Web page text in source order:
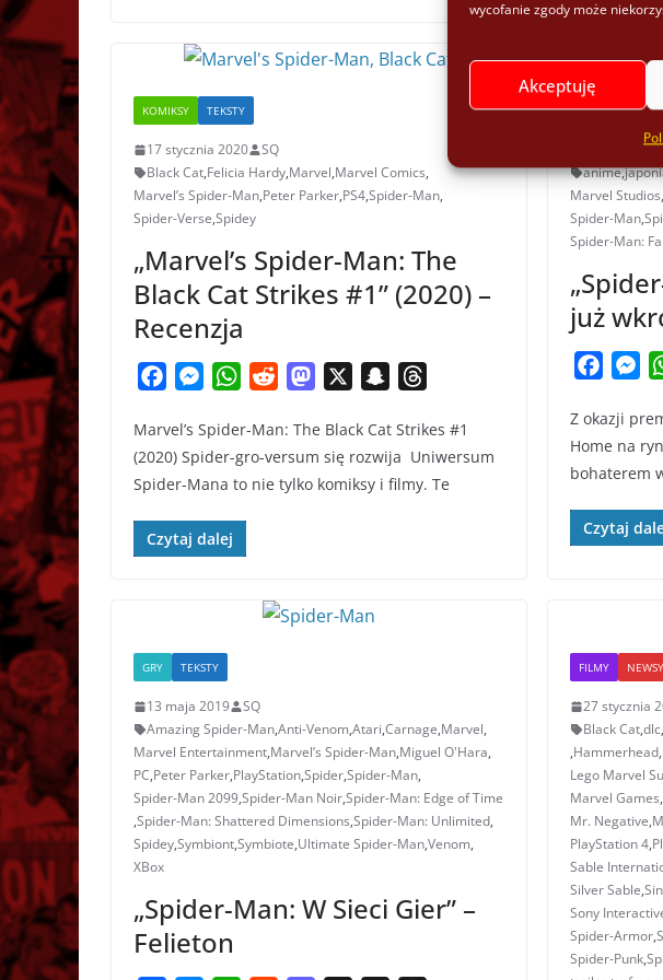
wycofanie zgody może
Akceptuję
r
KOMIKSY TEKSTY
17 stycznia 2020
SQ
Black Cat,Felicia Hardy,Marvel,Marvel Comics,
Marvel’s Spider-Man,Peter Parker,PS4,Spider-Man,
Spider-Verse,Spidey
„Marvel’s Spider-Man: The
Black Cat Strikes #1” (2020) –
Recenzja
c
e
b
o
o
M
s
s
e
n
g
W
a
t
s
A
d
d
i
M
s
t
o
a
p
c
r
e
a
Marvel’s Spider-Man: The Black Cat Strikes #1
(2020) Spider-gro-versum się rozwija Uniwersum
Spider-Mana to nie tylko komiksy i filmy. Te
Czytaj dalej
KOMIKSY
29 czerwca
anime,
Marvel Studios,
Spider-Man,
Spider-Man:
już
c
e
b
o
o
M
s
s
e
n
g
Z okazji
Home na
bohaterem
Czytaj
GRY TEKSTY
13 maja 2019
SQ
Amazing Spider-Man,Anti-Venom,Atari,Carnage,Marvel,
Marvel Entertainment,Marvel’s Spider-Man,Miguel O'Hara,
PC,Peter Parker,PlayStation,Spider,Spider-Man,
Spider-Man 2099,Spider-Man Noir,Spider-Man: Edge of Time
,Spider-Man: Shattered Dimensions,Spider-Man: Unlimited,
Spidey,Symbiont,Symbiote,Ultimate Spider-Man,Venom,
XBox
„Spider-Man: W Sieci Gier” –
Felieton
FILMY NEWSY
27 stycznia
Black Cat,dlc,
,Hammerhead,
Lego Marvel
Marvel Games,
Mr. Negative,
PlayStation 4,
Sable
Silver Sable,
Sony
Spider-Armor,
Spider-Punk,